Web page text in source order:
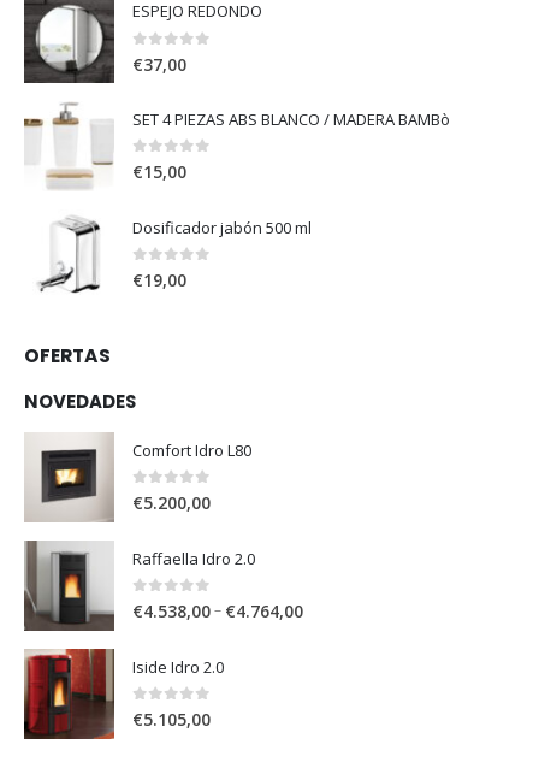
ESPEJO REDONDO
0out of 5
€37,00
SET 4 PIEZAS ABS BLANCO / MADERA BAMBò
0 out of 5
€15,00
Dosificador jabón 500 ml
0 out of 5
€19,00
OFERTAS
NOVEDADES
Comfort Idro L80
0out of 5
€5.200,00
Raffaella Idro 2.0
0 out of 5
€4.538,00– €4.764,00
Iside Idro 2.0
0out of 5
€5.105,00